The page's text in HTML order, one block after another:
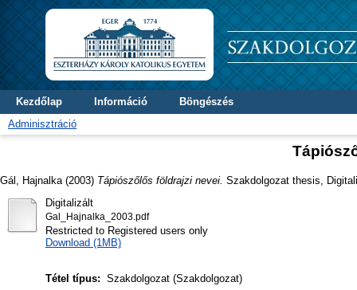
Kezdőlap Információ
Böngészés
Adminisztráció
Gál, Hajnalka (2003) Tápiószőlős földrajzi nevei. Szakdolgozat thesis,
Digitalizált
Gal_Hajnalka_2003.pdf
Restricted to Registered users only
Download (1MB)
Tétel típus: Szakdolgozat (Szakdolgozat)